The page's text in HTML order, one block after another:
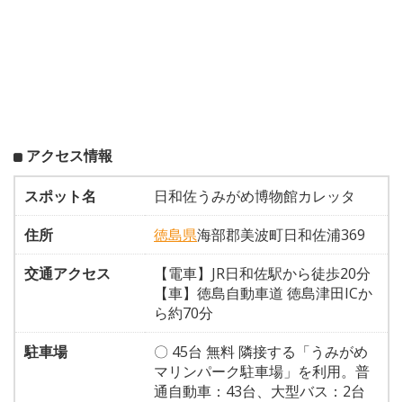
アクセス情報
スポット名
日和佐うみがめ博物館カレッタ
住所
徳島県海部郡美波町日和佐浦369
交通アクセス
【電車】JR日和佐駅から徒歩20分
【車】徳島自動車道 徳島津田ICか
ら約70分
駐車場
〇 45台 無料 隣接する「うみがめ
マリンパーク駐車場」を利用。普
通自動車：43台、大型バス：2台